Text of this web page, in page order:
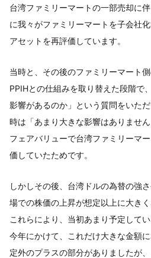
台湾ファミリーマートの一部売却に
に我々がファミリーマートを子会社
アセットを再評価しています。
当時と、その後のファミリーマート
PPIHとの仕組みを取り替えた段階で
影響があるのか」という質問をいた
時は「あまり大きな影響はありませ
フェアバリューで台湾ファミリーマ
価していたためです。
しかしその後、台湾ドルの為替の強
場での株価の上昇が想定以上に大き
これらにより、当初あまり予定して
今年にかけて、これだけ大きな金額
定外のプラスの部分がありましたが